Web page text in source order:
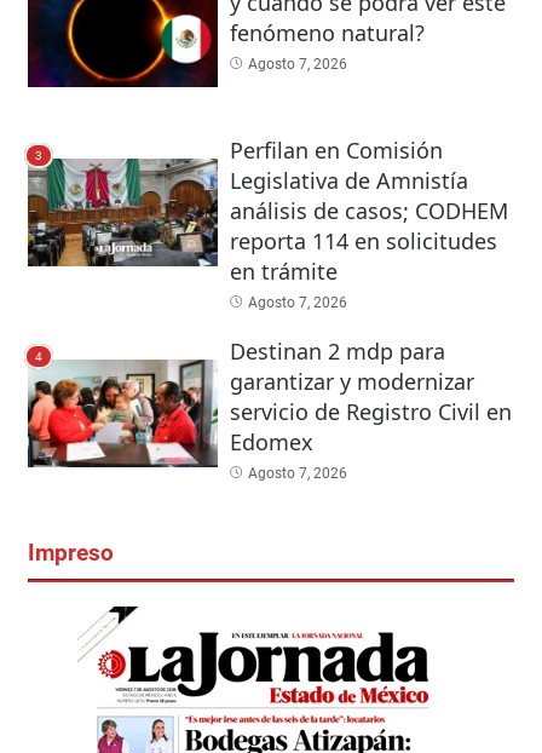
fenómeno natural?
Agosto 7, 2026
3
Perfilan en Comisión
Legislativa de Amnistía
análisis de casos; CODHEM
reporta 114 en solicitudes
en trámite
Agosto 7, 2026
4
Destinan 2 mdp para
garantizar y modernizar
servicio de Registro Civil en
Edomex
Agosto 7, 2026
Impreso